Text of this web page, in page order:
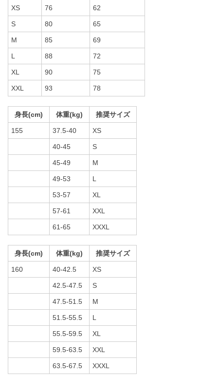
XS 76 62
S 80 65
M 85 69
L 88 72
XL 90 75
XXL 93 78
身長(cm) 体重(kg) 推奨サイズ
155 37.5-40 XS
40-45 S
45-49 M
49-53 L
53-57 XL
57-61 XXL
61-65 XXXL
身長(cm) 体重(kg) 推奨サイズ
160 40-42.5 XS
42.5-47.5 S
47.5-51.5 M
51.5-55.5 L
55.5-59.5 XL
59.5-63.5 XXL
63.5-67.5 XXXL